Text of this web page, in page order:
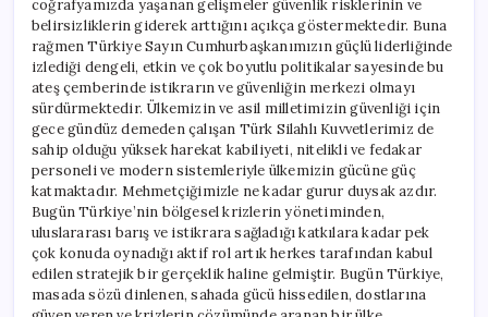
coğrafyamızda yaşanan gelişmeler güvenlik risklerinin ve
belirsizliklerin giderek arttığını açıkça göstermektedir. Buna
rağmen Türkiye Sayın Cumhurbaşkanımızın güçlü liderliğinde
izlediği dengeli, etkin ve çok boyutlu politikalar sayesinde bu
ateş çemberinde istikrarın ve güvenliğin merkezi olmayı
sürdürmektedir. Ülkemizin ve asil milletimizin güvenliği için
gece gündüz demeden çalışan Türk Silahlı Kuvvetlerimiz de
sahip olduğu yüksek harekat kabiliyeti, nitelikli ve fedakar
personeli ve modern sistemleriyle ülkemizin gücüne güç
katmaktadır. Mehmetçiğimizle ne kadar gurur duysak azdır.
Bugün Türkiye’nin bölgesel krizlerin yönetiminden,
uluslararası barış ve istikrara sağladığı katkılara kadar pek
çok konuda oynadığı aktif rol artık herkes tarafından kabul
edilen stratejik bir gerçeklik haline gelmiştir. Bugün Türkiye,
masada sözü dinlenen, sahada gücü hissedilen, dostlarına